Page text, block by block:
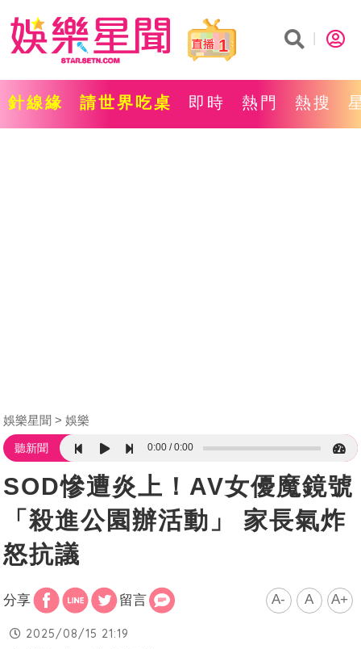
1
針線緣 請世界吃桌 即時 熱門 熱搜
娛樂星聞 娛樂
聽新聞 0:00 0:00
SOD慘遭炎上！AV女優魔鏡號
「殺進公園辦活動」 家長氣炸
怒抗議
分享 留言 A- A A+
2025/08/15 21:19